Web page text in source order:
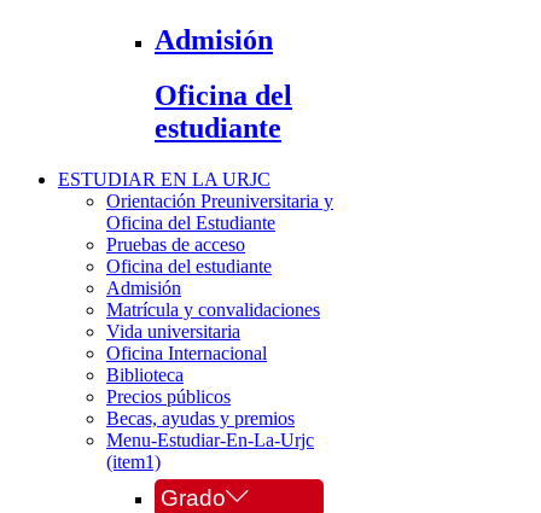
Admisión
Oficina del
estudiante
ESTUDIAR EN LA URJC
Orientación Preuniversitaria y
Oficina del Estudiante
Pruebas de acceso
Oficina del estudiante
Admisión
Matrícula y convalidaciones
Vida universitaria
Oficina Internacional
Biblioteca
Precios públicos
Becas, ayudas y premios
Menu-Estudiar-En-La-Urjc
(item1)
Grado